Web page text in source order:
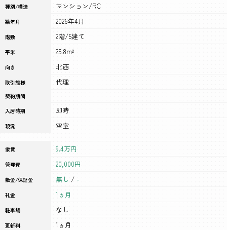
種別/構造 マンション/RC
築年月 2026年4月
階数 2階/5建て
平米 25.8m²
向き 北西
取引態様 代理
契約期間
入居時期
即時
現況 空室
家賃 9.4万円
管理費 20,000円
敷金/保証金 無し / -
礼金 1ヵ月
駐車場 なし
更新料 1ヵ月